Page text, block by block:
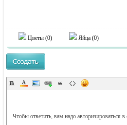
RU
Цветы (0) Яйца (0)
Чтобы ответить, вам надо авторизироваться